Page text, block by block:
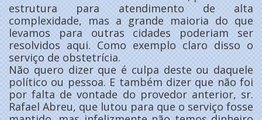
estrutura para atendimento de alta
complexidade, mas a grande maioria do que
levamos para outras cidades poderiam ser
resolvidos aqui. Como exemplo claro disso o
serviço de obstetrícia.
Não quero dizer que é culpa deste ou daquele
político ou pessoa. E também dizer que não foi
por falta de vontade do provedor anterior, sr.
Rafael Abreu, que lutou para que o serviço fosse